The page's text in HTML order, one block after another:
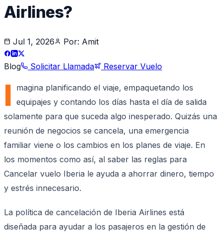
Airlines?
Jul 1, 2026 Por: Amit
Blog Solicitar Llamada Reservar Vuelo
I magina planificando el viaje, empaquetando los
equipajes y contando los días hasta el día de salida
solamente para que suceda algo inesperado. Quizás una
reunión de negocios se cancela, una emergencia
familiar viene o los cambios en los planes de viaje. En
los momentos como así, al saber las reglas para
Cancelar vuelo Iberia le ayuda a ahorrar dinero, tiempo
y estrés innecesario.
La política de cancelación de Iberia Airlines está
diseñada para ayudar a los pasajeros en la gestión de